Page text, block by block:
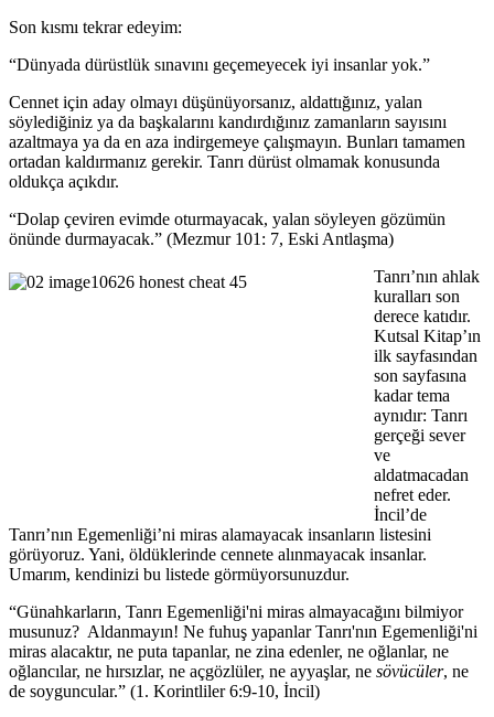
Son kısmı tekrar edeyim:
“Dünyada dürüstlük sınavını geçemeyecek iyi insanlar yok.”
Cennet için aday olmayı düşünüyorsanız, aldattığınız, yalan
söylediğiniz ya da başkalarını kandırdığınız zamanların sayısını
azaltmaya ya da en aza indirgemeye çalışmayın. Bunları tamamen
ortadan kaldırmanız gerekir. Tanrı dürüst olmamak konusunda
oldukça açıkdır.
“Dolap çeviren evimde oturmayacak, yalan söyleyen gözümün
önünde durmayacak.” (Mezmur 101: 7, Eski Antlaşma)
Tanrı’nın ahlak
kuralları son
derece katıdır.
Kutsal Kitap’ın
ilk sayfasından
son sayfasına
kadar tema
aynıdır: Tanrı
gerçeği sever
ve
aldatmacadan
nefret eder.
İncil’de
Tanrı’nın Egemenliği’ni miras alamayacak insanların listesini
görüyoruz. Yani, öldüklerinde cennete alınmayacak insanlar.
Umarım, kendinizi bu listede görmüyorsunuzdur.
“Günahkarların, Tanrı Egemenliği'ni miras almayacağını bilmiyor
musunuz? Aldanmayın! Ne fuhuş yapanlar Tanrı'nın Egemenliği'ni
miras alacaktır, ne puta tapanlar, ne zina edenler, ne oğlanlar, ne
oğlancılar, ne hırsızlar, ne açgözlüler, ne ayyaşlar, ne sövücüler, ne
de soyguncular.” (1. Korintliler 6:9-10, İncil)